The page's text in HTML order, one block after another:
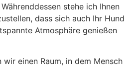
stehe ich Ihnen
dass sich auch Ihr Hund
Atmosphäre genießen
wir einen Raum, in dem Mensch